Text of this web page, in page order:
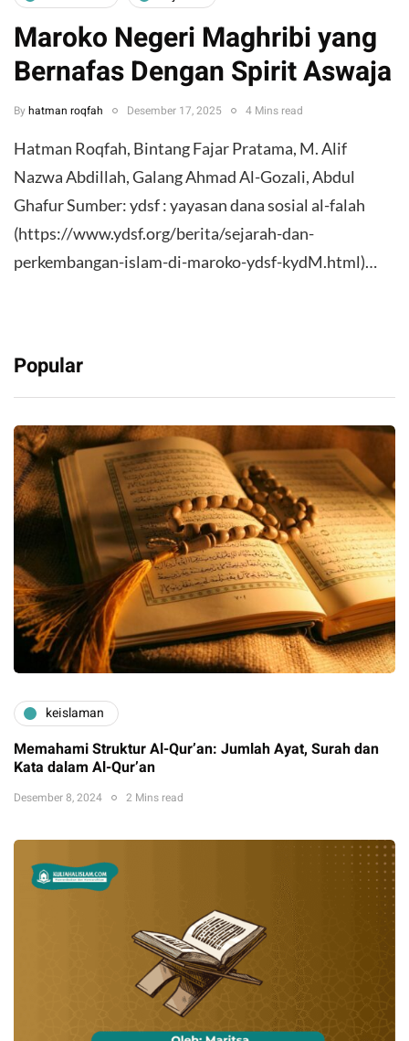
Maroko Negeri Maghribi yang
Bernafas Dengan Spirit Aswaja
By hatman roqfah Desember 17, 2025 4 Mins read
Hatman Roqfah, Bintang Fajar Pratama, M. Alif
Nazwa Abdillah, Galang Ahmad Al-Gozali, Abdul
Ghafur Sumber: ydsf : yayasan dana sosial al-falah
(https://www.ydsf.org/berita/sejarah-dan-
perkembangan-islam-di-maroko-ydsf-kydM.html)…
Popular
keislaman
Memahami Struktur Al-Qur’an: Jumlah Ayat, Surah dan
Kata dalam Al-Qur’an
Desember 8, 2024 2 Mins read